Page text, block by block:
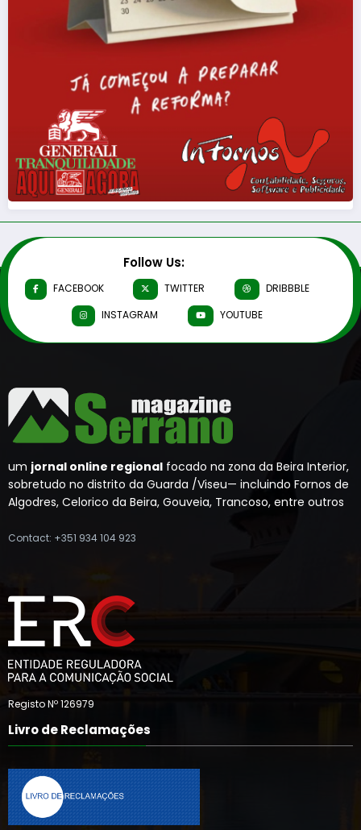
Follow Us:
FACEBOOK TWITTER
DRIBBBLE
INSTAGRAM
YOUTUBE
um jornal online regional focado na zona da Beira Interior,
sobretudo no distrito da Guarda /Viseu— incluindo Fornos de
Algodres, Celorico da Beira, Gouveia, Trancoso, entre outros
Contact: +351 934 104 923
Registo Nº 126979
Livro de Reclamações